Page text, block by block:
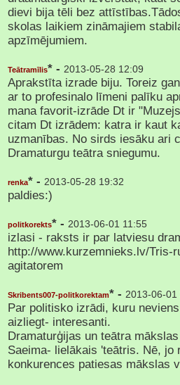
dievi bija tēli bez
skolas laikiem zināmajiem
apzīmējumiem.
Teātramīlis* - 2013-05-28 12:09
Aprakstīta izrade biju. Toreiz
ar to profesinalo līmeni palīku
mana favorit-izrāde Dt ir
citam Dt izrādem: katra ir kaut
uzmanības. No sirds iesāku ari
Dramaturgu teātra sniegumu.
renka* - 2013-05-28 19:32
paldies:)
politkorekts* - 2013-06-01 11:55
izlasi - raksts ir par latviesu
http://www.kurzemnieks.lv/Tris-
agitatorem
Skribents007-politkorektam* - 2013-06-01
Par politisko izrādi, kuru
aizliegt- interesanti.
Dramaturģijas un teātra
Saeima- lielākais 'teātris. Nē, jo
konkurences patiesas mākslas